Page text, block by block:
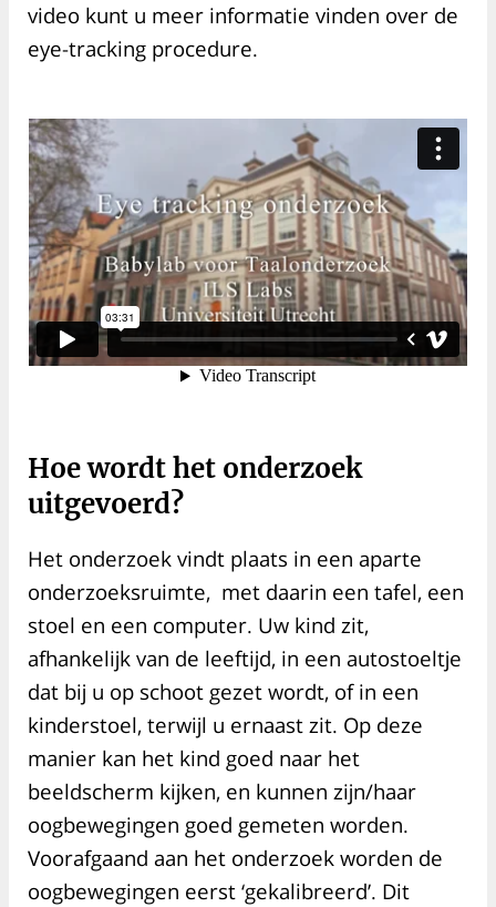
video kunt u meer informatie vinden over de
eye-tracking procedure.
Hoe wordt het onderzoek
uitgevoerd?
Het onderzoek vindt plaats in een aparte
onderzoeksruimte, met daarin een tafel, een
stoel en een computer. Uw kind zit,
afhankelijk van de leeftijd, in een autostoeltje
dat bij u op schoot gezet wordt, of in een
kinderstoel, terwijl u ernaast zit. Op deze
manier kan het kind goed naar het
beeldscherm kijken, en kunnen zijn/haar
oogbewegingen goed gemeten worden.
Voorafgaand aan het onderzoek worden de
oogbewegingen eerst ‘gekalibreerd’. Dit